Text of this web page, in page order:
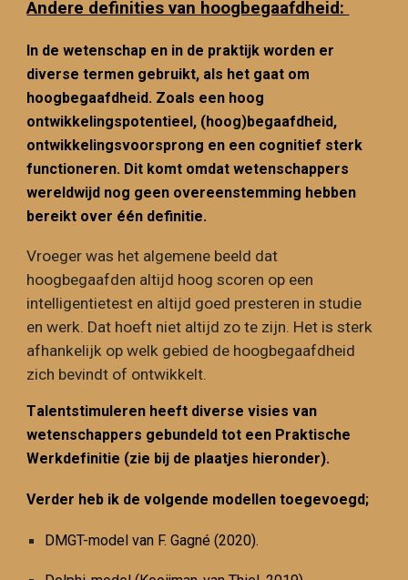
Andere definities van hoogbegaafdheid:
In de wetenschap en in de praktijk worden er
diverse termen gebruikt, als het gaat om
hoogbegaafdheid. Zoals een hoog
ontwikkelingspotentieel, (hoog)begaafdheid,
ontwikkelingsvoorsprong en een cognitief sterk
functioneren. Dit komt omdat wetenschappers
wereldwijd nog geen overeenstemming hebben
bereikt over één definitie.
Vroeger was het algemene beeld dat
hoogbegaafden altijd hoog scoren op een
intelligentietest en altijd goed presteren in studie
en werk. Dat hoeft niet altijd zo te zijn. Het is sterk
afhankelijk op welk gebied de hoogbegaafdheid
zich bevindt of ontwikkelt.
Talentstimuleren heeft diverse visies van
wetenschappers gebundeld tot een Praktische
Werkdefinitie (zie bij de plaatjes hieronder).
Verder heb ik de volgende modellen toegevoegd;
DMGT-model van F. Gagné (2020).